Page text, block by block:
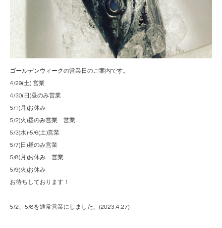
ゴールデンウィークの営業日のご案内です。
4/29(土) 営業
4/30(日)昼のみ営業
5/1(月)お休み
5/2(火)昼のみ営業 営業
5/3(水)-5/6(土)営業
5/7(日)昼のみ営業
5/8(月)お休み 営業
5/9(火)お休み
お待ちしております！
5/2、5/8を通常営業にしました。(2023.4.27)